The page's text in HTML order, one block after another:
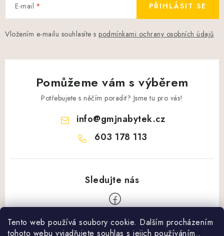
Tento web používá soubory cookie. Dalším procházením
tohoto webu vyjadřujete souhlas s jejich používáním..
E-mail
Vložením e-mailu souhlasíte s podmínkami ochrany osobních údajů
PŘIHLÁSIT SE
Pomůžeme vám s výběrem
Potřebujete s něčím poradit? Jsme tu pro vás!
info@gmjnabytek.cz
603 178 113